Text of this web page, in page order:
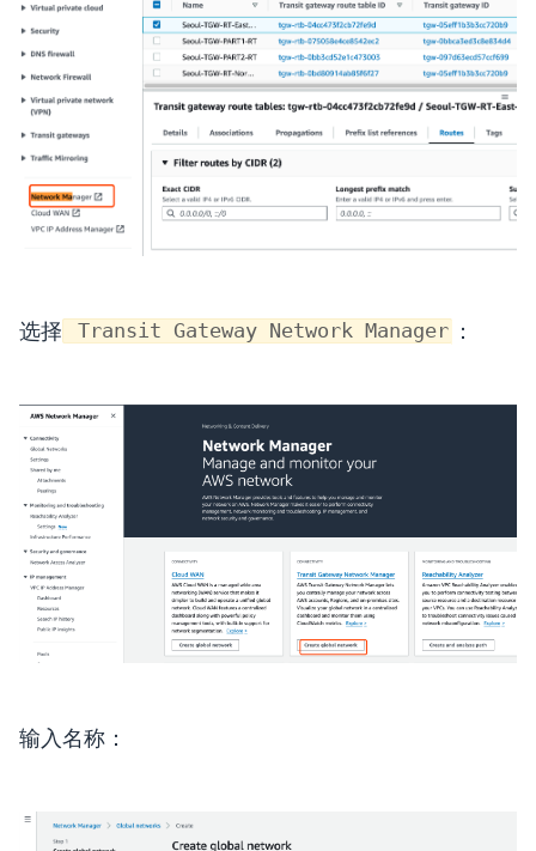
选择 Transit Gateway Network Manager ：
输入名称：